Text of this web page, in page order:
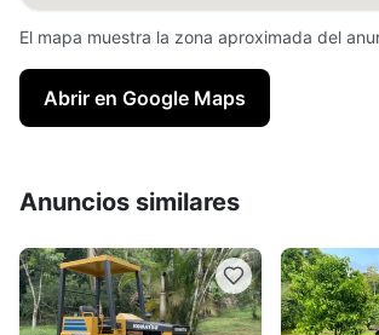
El mapa muestra la zona aproximada del
Abrir en Google Maps
Anuncios similares